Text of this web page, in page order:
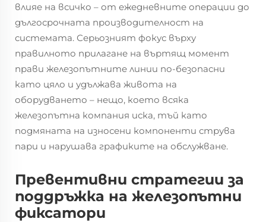
влияе на всичко – от ежедневните операции до
дългосрочната производителност на
системата. Серьозният фокус върху
правилното прилагане на въртящ момент
прави железопътните линии по-безопасни
като цяло и удължава живота на
оборудването – нещо, което всяка
железопътна компания иска, тъй като
подмяната на износени компоненти струва
пари и нарушава графиките на обслужване.
Превентивни стратегии за
поддръжка на железопътни
фиксатори